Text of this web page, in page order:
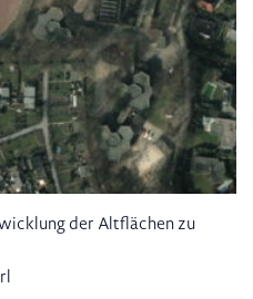
der Altflächen zu